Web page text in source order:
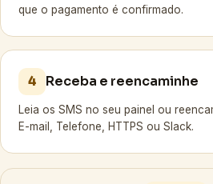
que o pagamento é confirmado.
4 Receba e reencaminhe
Leia os SMS no seu painel ou
E-mail, Telefone, HTTPS ou Slack.